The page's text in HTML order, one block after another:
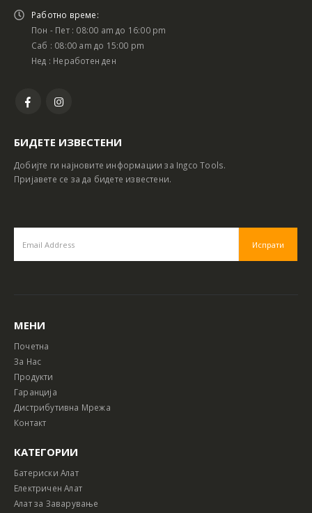
Работно време:
Пон - Пет : 08:00 am до 16:00 pm
Саб : 08:00 am до 15:00 pm
Нед : Неработен ден
БИДЕТЕ ИЗВЕСТЕНИ
Добијте ги најновите информации за Ingco Tools.
Пријавете се за да бидете известени.
МЕНИ
Почетна
За Нас
Продукти
Гаранција
Дистрибутивна Мрежа
Контакт
КАТЕГОРИИ
Батериски Алат
Електричен Алат
Алат за Заварување